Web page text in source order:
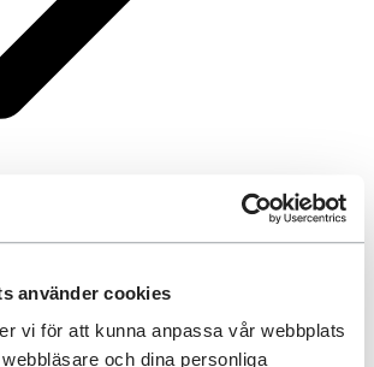
använder cookies
vi för att kunna anpassa vår webbplats
och dina personliga